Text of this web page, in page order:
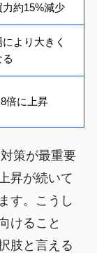
力約15%減少
より大きく
倍に上昇
策が最重要
昇が続いて
す。こうし
けること
肢と言える